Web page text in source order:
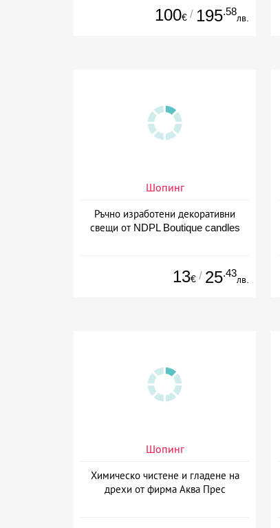
100€ / 195.58
лв.
Шопинг
Ръчно изработени декоративни
свещи от NDPL Boutique candles
13€ / 25.43
лв.
Шопинг
Химическо чистене и гладене на
дрехи от фирма Аква Прес